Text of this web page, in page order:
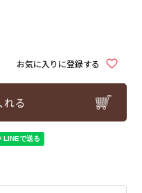
お気に入りに登録する
る